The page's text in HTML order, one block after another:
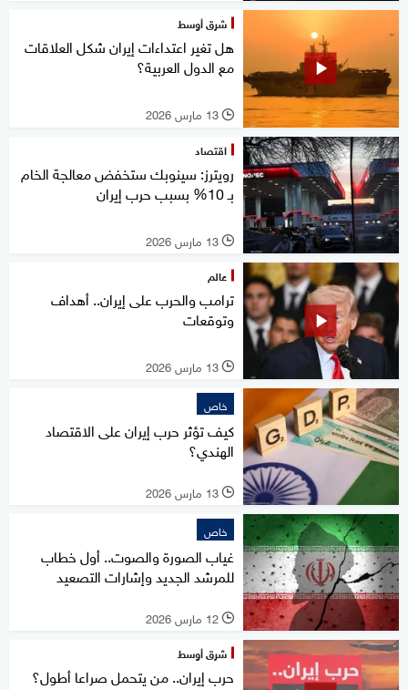
شرق أوسط
هل تغير اعتداءات إيران شكل العلاقات
مع الدول العربية؟
l 13 مارس 2026
اقتصاد
رويترز: سينوبك ستخفض معالجة الخام
بـ 10% بسبب حرب إيران
l 13 مارس 2026
عالم
ترامب والحرب على إيران.. أهداف
وتوقعات
l 13 مارس 2026
خاص
كيف تؤثر حرب إيران على الاقتصاد
الهندي؟
l 13 مارس 2026
خاص
غياب الصورة والصوت.. أول خطاب
للمرشد الجديد وإشارات التصعيد
l 12 مارس 2026
شرق أوسط
حرب إيران.. من يتحمل صراعا أطول؟